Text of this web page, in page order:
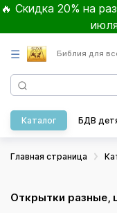
🔥 Скидка 20% на
☰ Библия для
Каталог БДВ
Главная страница
Открытки разные,